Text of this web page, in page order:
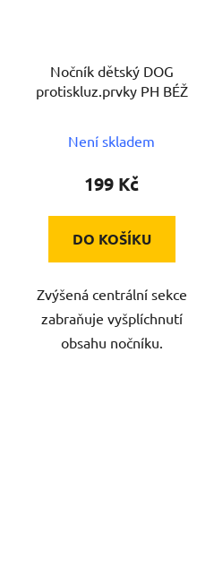
Nočník dětský DOG
protiskluz.prvky PH BÉŽ
Není skladem
199 Kč
DO KOŠÍKU
Zvýšená centrální sekce
zabraňuje vyšplíchnutí
obsahu nočníku.